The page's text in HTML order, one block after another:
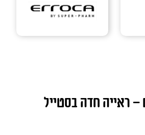
– ראייה חדה בסטייל